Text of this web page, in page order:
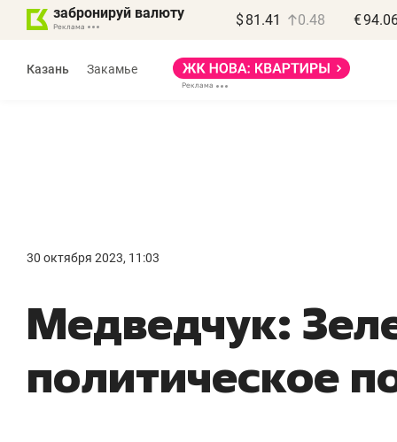
забронируй валюту $ 81.41 0.48 €
Казань Закамье
30 октября 2023, 11:03
Медведчук:
политическое
правил, бизнес может
потерять минимум
Как бизнесу выйти на зарубежные